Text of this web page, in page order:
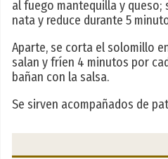
al fuego mantequilla y queso;
nata y reduce durante 5
Aparte, se corta el solomillo
salan y fríen 4 minutos por
bañan con la salsa.
Se sirven acompañados de